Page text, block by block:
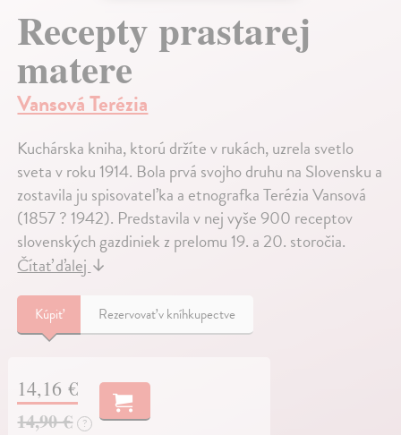
Recepty prastarej
matere
Vansová Terézia
Kuchárska kniha, ktorú držíte v rukách, uzrela svetlo
sveta v roku 1914. Bola prvá svojho druhu na Slovensku a
zostavila ju spisovateľka a etnografka Terézia Vansová
(1857 ? 1942). Predstavila v nej vyše 900 receptov
slovenských gazdiniek z prelomu 19. a 20. storočia.
Čítať ďalej ↓
Kúpiť Rezervovať v kníhkupectve
14,16 €
14,90 € ?